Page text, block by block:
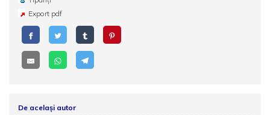
Export pdf
De același autor